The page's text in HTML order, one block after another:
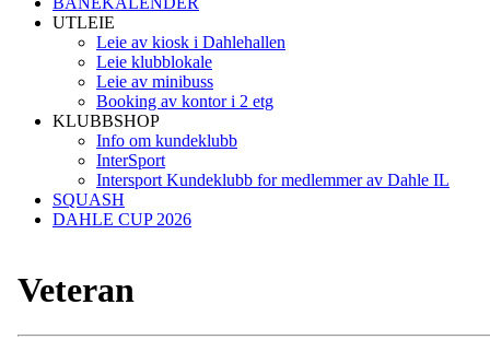
UTLEIE
Leie av kiosk i Dahlehallen
Leie klubblokale
Leie av minibuss
Booking av kontor i 2 etg
KLUBBSHOP
Info om kundeklubb
InterSport
Intersport Kundeklubb for medlemmer av Dahle IL
SQUASH
DAHLE CUP 2026
Veteran